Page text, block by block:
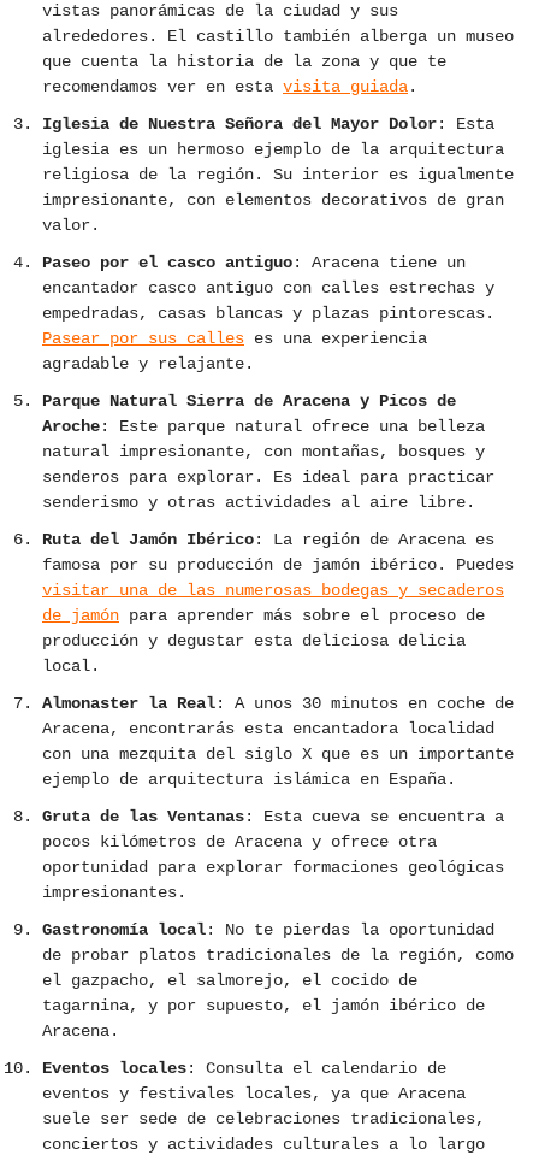
vistas panorámicas de la ciudad y sus
alrededores. El castillo también alberga un museo
que cuenta la historia de la zona y que te
recomendamos ver en esta visita guiada.
Iglesia de Nuestra Señora del Mayor Dolor: Esta
iglesia es un hermoso ejemplo de la arquitectura
religiosa de la región. Su interior es igualmente
impresionante, con elementos decorativos de gran
valor.
Paseo por el casco antiguo: Aracena tiene un
encantador casco antiguo con calles estrechas y
empedradas, casas blancas y plazas pintorescas.
Pasear por sus calles es una experiencia
agradable y relajante.
Parque Natural Sierra de Aracena y Picos de
Aroche: Este parque natural ofrece una belleza
natural impresionante, con montañas, bosques y
senderos para explorar. Es ideal para practicar
senderismo y otras actividades al aire libre.
Ruta del Jamón Ibérico: La región de Aracena es
famosa por su producción de jamón ibérico. Puedes
visitar una de las numerosas bodegas y secaderos
de jamón para aprender más sobre el proceso de
producción y degustar esta deliciosa delicia
local.
Almonaster la Real: A unos 30 minutos en coche de
Aracena, encontrarás esta encantadora localidad
con una mezquita del siglo X que es un importante
ejemplo de arquitectura islámica en España.
Gruta de las Ventanas: Esta cueva se encuentra a
pocos kilómetros de Aracena y ofrece otra
oportunidad para explorar formaciones geológicas
impresionantes.
Gastronomía local: No te pierdas la oportunidad
de probar platos tradicionales de la región, como
el gazpacho, el salmorejo, el cocido de
tagarnina, y por supuesto, el jamón ibérico de
Aracena.
Eventos locales: Consulta el calendario de
eventos y festivales locales, ya que Aracena
suele ser sede de celebraciones tradicionales,
conciertos y actividades culturales a lo largo